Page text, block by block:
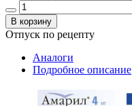
В корзину
Отпуск по рецепту
Аналоги
Подробное описание